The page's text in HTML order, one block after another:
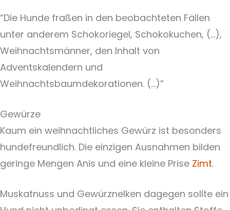
“Die Hunde fraßen in den beobachteten Fällen
unter anderem Schokoriegel, Schokokuchen, (…),
Weihnachtsmänner, den Inhalt von
Adventskalendern und
Weihnachtsbaumdekorationen. (…)”
Gewürze
Kaum ein weihnachtliches Gewürz ist besonders
hundefreundlich. Die einzigen Ausnahmen bilden
geringe Mengen Anis und eine kleine Prise Zimt.
Muskatnuss und Gewürznelken dagegen sollte ein